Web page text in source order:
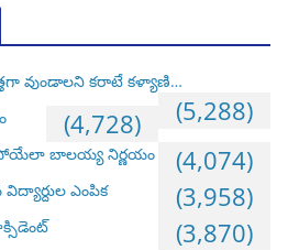
వుండాలని కరాటే కళ్యాణి…
(5,288)
(4,728)
బాలయ్య నిర్ణయం (4,074)
ఎంపిక (3,958)
(3,870)